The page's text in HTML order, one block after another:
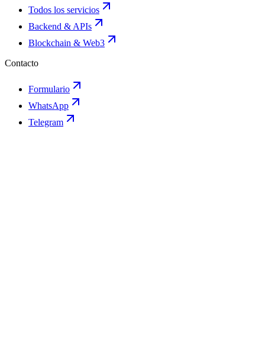
Todos los servicios
Backend & APIs
Blockchain & Web3
Contacto
Formulario
WhatsApp
Telegram